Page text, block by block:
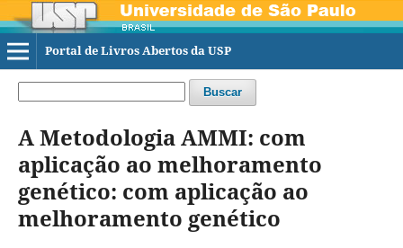
Portal de Livros Abertos da USP
Buscar
A Metodologia AMMI: com
aplicação ao melhoramento
genético: com aplicação ao
melhoramento genético